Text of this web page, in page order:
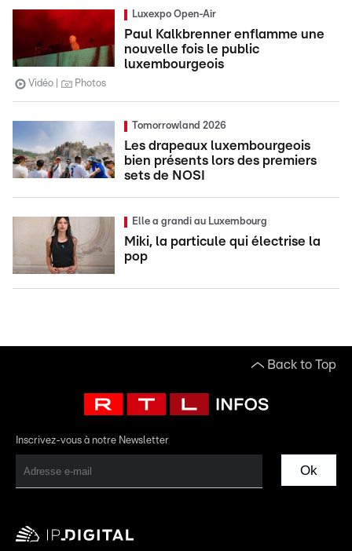
Luxexpo Open-Air
Paul Kalkbrenner enflamme une
nouvelle fois le public
luxembourgeois
Vidéo Photos
Tomorrowland 2026
Les drapeaux luxembourgeois
bien présents lors des premiers
sets de NOSI
Elle a grandi au Luxembourg
Miki, la particule qui électrise la
pop
Back to Top
Inscrivez-vous à notre Newsletter
Ok